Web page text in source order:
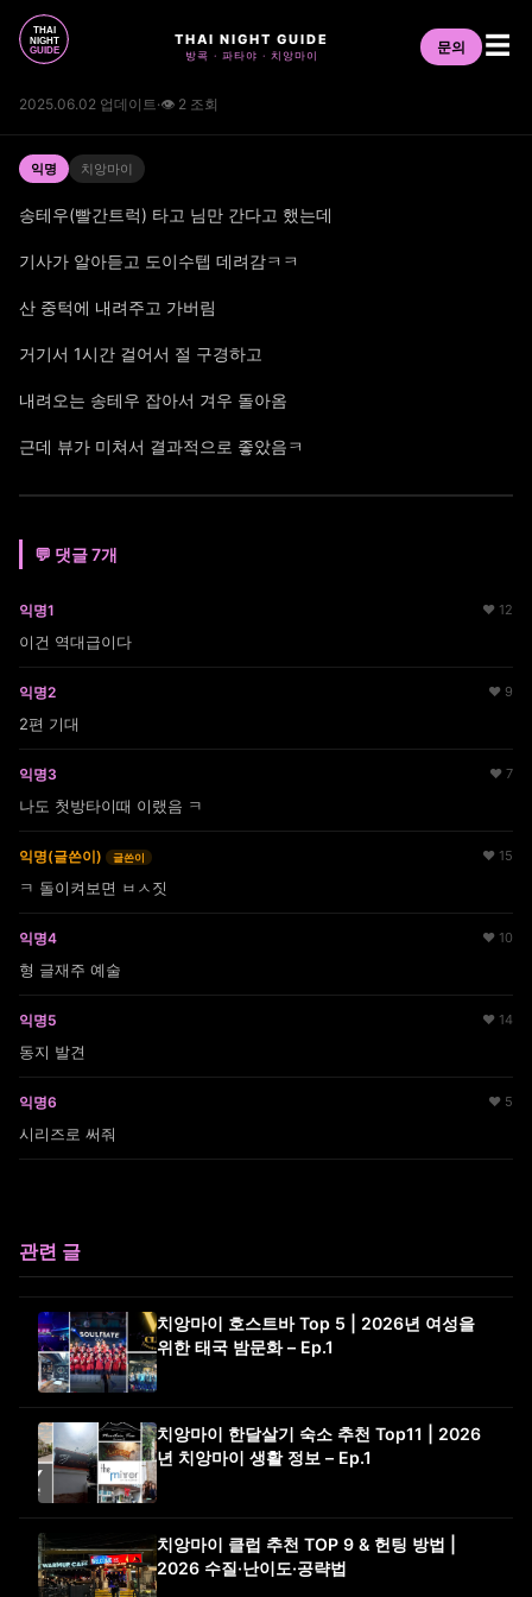
THAI NIGHT GUIDE
방콕 · 파타야 · 치앙마이 문의 ☰
2025.06.02 업데이트·👁 2 조회
익명 치앙마이
송테우(빨간트럭) 타고 님만 간다고 했는데
기사가 알아듣고 도이수텝 데려감ㅋㅋ
산 중턱에 내려주고 가버림
거기서 1시간 걸어서 절 구경하고
내려오는 송테우 잡아서 겨우 돌아옴
근데 뷰가 미쳐서 결과적으로 좋았음ㅋ
💬 댓글 7개
익명1 ♥ 12
이건 역대급이다
익명2 ♥ 9
2편 기대
익명3 ♥ 7
나도 첫방타이때 이랬음 ㅋ
익명(글쓴이) 글쓴이 ♥ 15
ㅋ 돌이켜보면 ㅂㅅ짓
익명4 ♥ 10
형 글재주 예술
익명5 ♥ 14
동지 발견
익명6 ♥ 5
시리즈로 써줘
관련 글
치앙마이 호스트바 Top 5 | 2026년 여성을
위한 태국 밤문화 – Ep.1
치앙마이 한달살기 숙소 추천 Top11 | 2026
년 치앙마이 생활 정보 – Ep.1
치앙마이 클럽 추천 TOP 9 & 헌팅 방법 |
2026 수질·난이도·공략법